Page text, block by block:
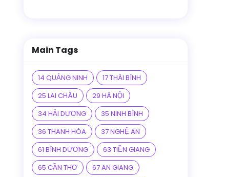
Main Tags
14 QUẢNG NINH
17 THÁI BÌNH
25 LAI CHÂU
29 HÀ NỘI
34 HẢI DƯƠNG
35 NINH BÌNH
36 THANH HÓA
37 NGHỆ AN
61 BÌNH DƯƠNG
63 TIỀN GIANG
65 CẦN THƠ
67 AN GIANG